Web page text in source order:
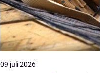
09 juli 2026